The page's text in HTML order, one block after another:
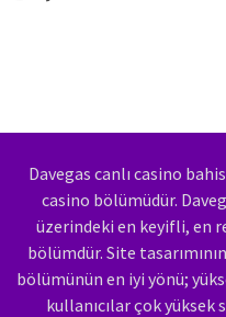
Davegas canlı casino
casino bölümüdür.
üzerindeki en keyifli, en
bölümdür. Site
bölümünün en iyi yönü;
kullanıcılar çok